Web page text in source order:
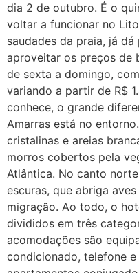
dia 2 de outubro. É o
voltar a funcionar no
saudades da praia, já
aproveitar os preços de
de sexta a domingo,
variando a partir de R$
conhece, o grande
Amarras está no
cristalinas e areias
morros cobertos pela
Atlântica. No canto
escuras, que abriga
migração. Ao todo, o
divididos em três
acomodações são
condicionado, telefone